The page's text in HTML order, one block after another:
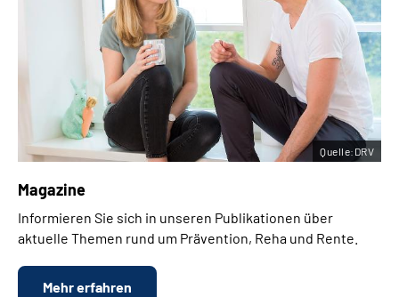
Magazine
Informieren Sie sich in unseren Publikationen über
aktuelle Themen rund um Prävention, Reha und Rente.
Mehr erfahren
Quelle:DRV